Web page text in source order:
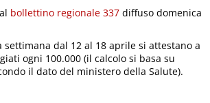
bollettino regionale 337 diffuso domenica
dal 12 al 18 aprile si attestano a
ogni 100.000 (il calcolo si basa su
il dato del ministero della Salute).